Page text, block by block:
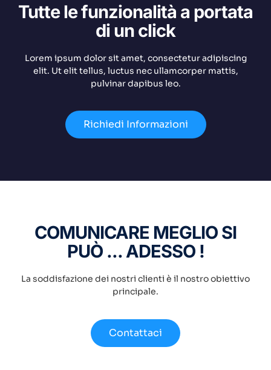
Tutte le funzionalità a portata
di un click
Lorem ipsum dolor sit amet, consectetur adipiscing
elit. Ut elit tellus, luctus nec ullamcorper mattis,
pulvinar dapibus leo.
Richiedi Informazioni
COMUNICARE MEGLIO SI
PUÒ ... ADESSO !
La soddisfazione dei nostri clienti è il nostro obiettivo
principale.
Contattaci